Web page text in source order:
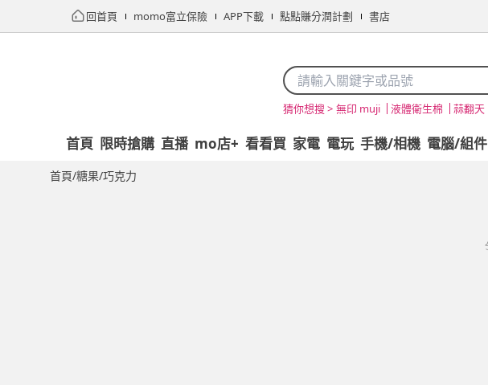
回首頁 momo富立保險 APP下載 點點賺分潤計劃 書店
猜你想搜 > 無印 muji 液體衛生棉 蒜翻天
首頁 限時搶購 直播 mo店+ 看看買 家電 電玩 手機/相機 電腦/組件
首頁/糖果/巧克力